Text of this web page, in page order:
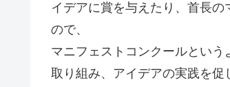
イデアに賞を与えたり、首長
ので、
マニフェストコンクールとい
取り組み、アイデアの実践を促